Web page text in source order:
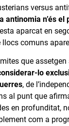
versus
antinomia n’és el
aparcat en
llocs comuns
que assetgen
lo
, de
al punt que
en profunditat,
com a